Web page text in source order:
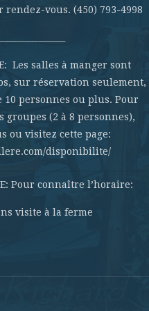
vous. (450) 793-4998
Les salles à manger sont
sur réservation seulement,
10 personnes ou plus. Pour
(2 à 8 personnes),
ou visitez cette page:
disponibilite/
Pour connaître l’horaire:
visite à la ferme